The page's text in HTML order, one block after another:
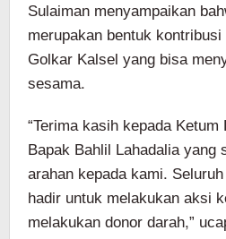
Sulaiman menyampaikan
merupakan bentuk
Golkar Kalsel yang bisa
sesama.
“Terima kasih kepada
Bapak Bahlil Lahadalia yang
arahan kepada kami.
hadir untuk melakukan aksi
melakukan donor darah,”